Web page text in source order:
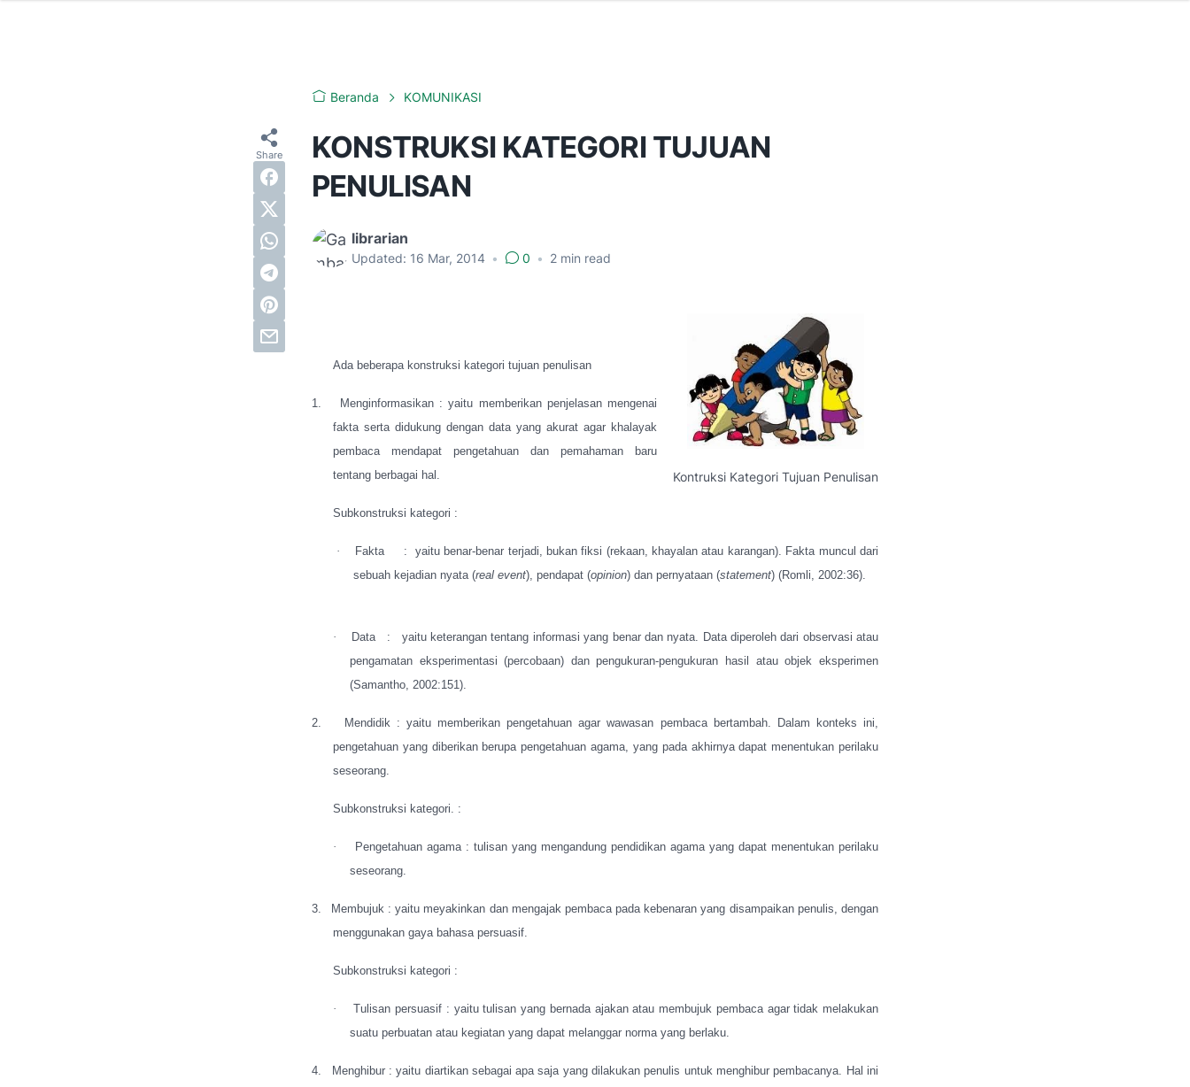
Beranda KOMUNIKASI
KONSTRUKSI KATEGORI TUJUAN
PENULISAN
librarian
Updated: 16 Mar, 2014 • 0 • 2 min read
Kontruksi Kategori Tujuan Penulisan
Ada beberapa konstruksi kategori tujuan penulisan
1.
Menginformasikan : yaitu memberikan penjelasan mengenai
fakta serta didukung dengan data yang akurat agar khalayak
pembaca mendapat pengetahuan dan pemahaman baru
tentang berbagai hal.
Subkonstruksi kategori :
· Fakta :
yaitu benar-benar terjadi, bukan fiksi (rekaan, khayalan atau karangan). Fakta muncul dari
sebuah kejadian nyata (real event), pendapat (opinion) dan pernyataan (statement) (Romli, 2002:36).
· Data :
yaitu keterangan tentang informasi yang benar dan nyata. Data diperoleh dari observasi atau
pengamatan eksperimentasi (percobaan) dan pengukuran-pengukuran hasil atau objek eksperimen
(Samantho, 2002:151).
2.
Mendidik : yaitu memberikan pengetahuan agar wawasan pembaca bertambah. Dalam konteks ini,
pengetahuan yang diberikan berupa pengetahuan agama, yang pada akhirnya dapat menentukan perilaku
seseorang.
Subkonstruksi kategori. :
·
Pengetahuan agama : tulisan yang mengandung pendidikan agama yang dapat menentukan perilaku
seseorang.
3.
Membujuk : yaitu meyakinkan dan mengajak pembaca pada kebenaran yang disampaikan penulis, dengan
menggunakan gaya bahasa persuasif.
Subkonstruksi kategori :
·
Tulisan persuasif : yaitu tulisan yang bernada ajakan atau membujuk pembaca agar tidak melakukan
suatu perbuatan atau kegiatan yang dapat melanggar norma yang berlaku.
4.
Menghibur : yaitu diartikan sebagai apa saja yang dilakukan penulis untuk menghibur pembacanya. Hal ini